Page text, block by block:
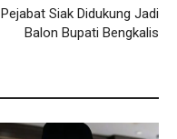
Pejabat Siak Didukung Jadi
Balon Bupati Bengkalis